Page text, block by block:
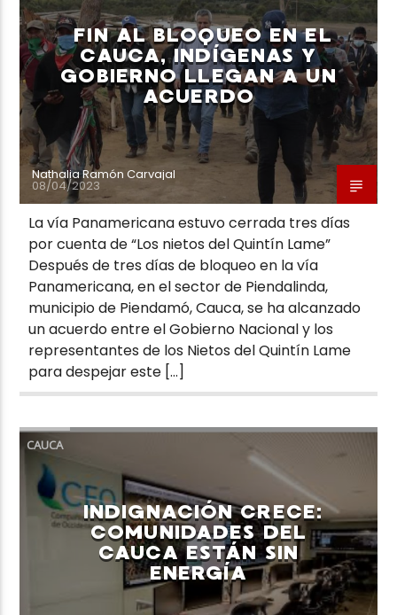
FIN AL BLOQUEO EN EL
CAUCA, INDÍGENAS Y
GOBIERNO LLEGAN A UN
ACUERDO
Nathalia Ramón Carvajal
08/04/2023
La vía Panamericana estuvo cerrada tres días
por cuenta de “Los nietos del Quintín Lame”
Después de tres días de bloqueo en la vía
Panamericana, en el sector de Piendalinda,
municipio de Piendamó, Cauca, se ha alcanzado
un acuerdo entre el Gobierno Nacional y los
representantes de los Nietos del Quintín Lame
para despejar este […]
CAUCA
INDIGNACIÓN CRECE:
COMUNIDADES DEL
CAUCA ESTÁN SIN
ENERGÍA